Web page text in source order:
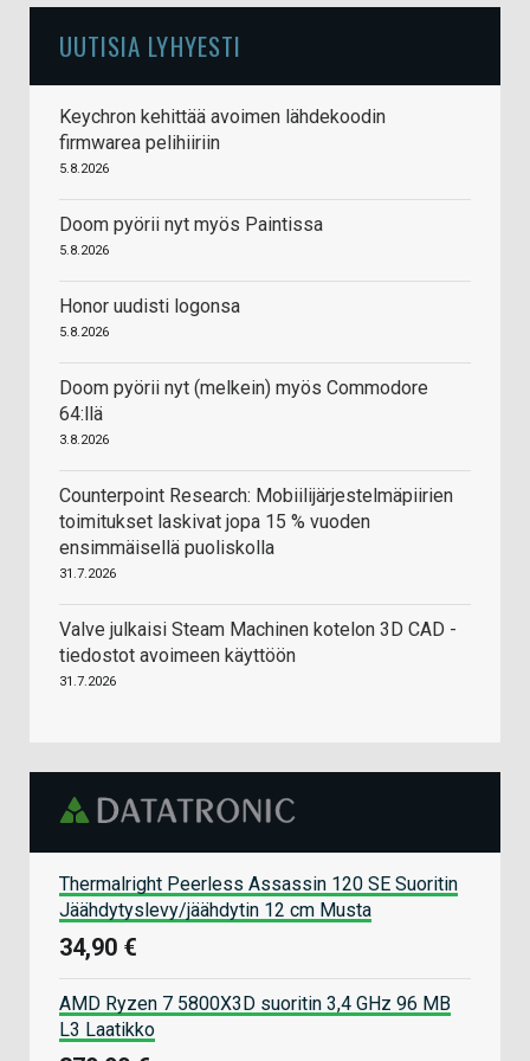
UUTISIA LYHYESTI
Keychron kehittää avoimen lähdekoodin
firmwarea pelihiiriin
5.8.2026
Doom pyörii nyt myös Paintissa
5.8.2026
Honor uudisti logonsa
5.8.2026
Doom pyörii nyt (melkein) myös Commodore
64:llä
3.8.2026
Counterpoint Research: Mobiilijärjestelmäpiirien
toimitukset laskivat jopa 15 % vuoden
ensimmäisellä puoliskolla
31.7.2026
Valve julkaisi Steam Machinen kotelon 3D CAD -
tiedostot avoimeen käyttöön
31.7.2026
Thermalright Peerless Assassin 120 SE Suoritin
Jäähdytyslevy/jäähdytin 12 cm Musta
34,90 €
AMD Ryzen 7 5800X3D suoritin 3,4 GHz 96 MB
L3 Laatikko